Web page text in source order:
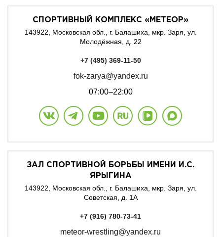
СПОРТИВНЫЙ КОМПЛЕКС «МЕТЕОР»
143922, Московская обл., г. Балашиха, мкр. Заря, ул.
Молодёжная, д. 22
+7 (495) 369-11-50
fok-zarya@yandex.ru
07:00–22:00
ЗАЛ СПОРТИВНОЙ БОРЬБЫ ИМЕНИ И.С.
ЯРЫГИНА
143922, Московская обл., г. Балашиха, мкр. Заря, ул.
Советская, д. 1А
+7 (916) 780-73-41
meteor-wrestling@yandex.ru